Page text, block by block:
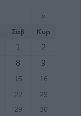
»
Σάβ Κυρ
1
2
8
9
15
16
22
23
29
30